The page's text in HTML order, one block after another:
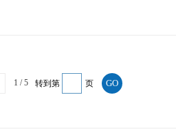
1 / 5 转到第 页